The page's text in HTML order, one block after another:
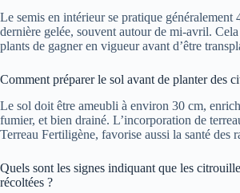
Le semis en intérieur se pratique généralement
dernière gelée, souvent autour de mi-avril.
plants de gagner en vigueur avant d’être
Comment préparer le sol avant de planter des
Le sol doit être ameubli à environ 30 cm,
fumier, et bien drainé. L’incorporation de
Terreau Fertiligène, favorise aussi la santé des
Quels sont les signes indiquant que les
récoltées ?